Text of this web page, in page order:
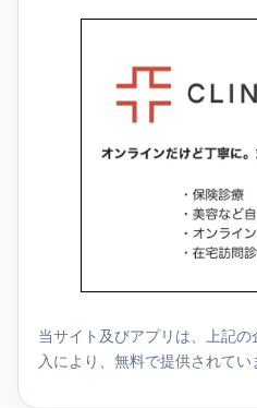
当サイト及びアプリは、上記
入により、無料で提供されてい